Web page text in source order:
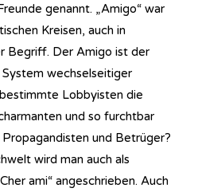
genannt. „Amigo“ war
Kreisen, auch in
Begriff. Der Amigo ist der
wechselseitiger
Lobbyisten die
und so furchtbar
und Betrüger?
wird man auch als
ami“ angeschrieben. Auch